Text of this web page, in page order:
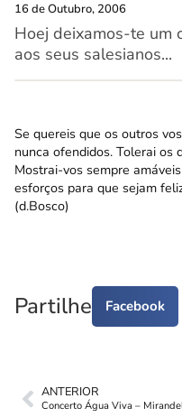
16 de Outubro, 2006
Hoej deixamos-te um
aos seus salesianos...
Se quereis que os outros
nunca ofendidos. Tolerai os
Mostrai-vos sempre
esforços para que sejam
(d.Bosco)
Partilhe Facebook
ANTERIOR
Concerto Água Viva –